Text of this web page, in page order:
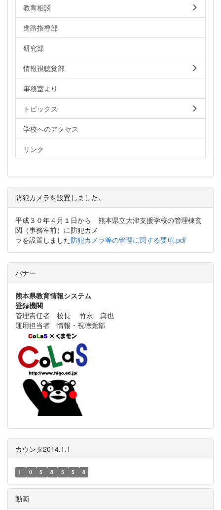
教育相談
進路指導部
研究部
情報視聴覚部
事務室より
トピックス
学校へのアクセス
リンク
防犯カメラを設置しました。
平成３０年４月１日から 熊本県立大津支援学校の管理棟玄
関（事務室前）に防犯カメ
ラを設置しました防犯カメラ等の管理に関する要項.pdf
バナー
熊本県教育情報システム
登録機関
管理責任者 校長 竹永 真也
運用担当者 情報・視聴覚部
カウンタ2014.1.1
1 0 5 8 5 5 8
動画